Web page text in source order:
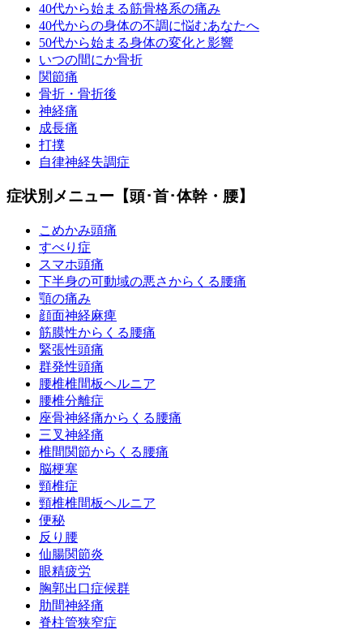
40代から始まる筋骨格系の痛み
40代からの身体の不調に悩むあなたへ
50代から始まる身体の変化と影響
いつの間にか骨折
関節痛
骨折・骨折後
神経痛
成長痛
打撲
自律神経失調症
症状別メニュー【頭･首･体幹・腰】
こめかみ頭痛
すべり症
スマホ頭痛
下半身の可動域の悪さからくる腰痛
顎の痛み
顔面神経麻痺
筋膜性からくる腰痛
緊張性頭痛
群発性頭痛
腰椎椎間板ヘルニア
腰椎分離症
座骨神経痛からくる腰痛
三叉神経痛
椎間関節からくる腰痛
脳梗塞
頸椎症
頸椎椎間板ヘルニア
便秘
反り腰
仙腸関節炎
眼精疲労
胸郭出口症候群
肋間神経痛
脊柱管狭窄症